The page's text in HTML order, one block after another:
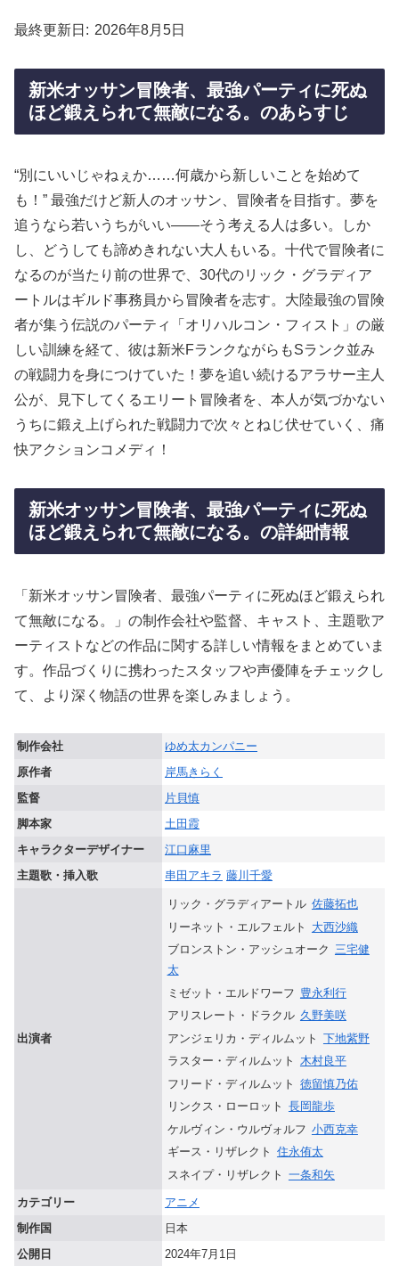
最終更新日 2026年8月5日
新米オッサン冒険者、最強パーティに死ぬ
ほど鍛えられて無敵になる。のあらすじ
“別にいいじゃねぇか……何歳から新しいことを始めて
も！” 最強だけど新人のオッサン、冒険者を目指す。夢を
追うなら若いうちがいい――そう考える人は多い。しか
し、どうしても諦めきれない大人もいる。十代で冒険者に
なるのが当たり前の世界で、30代のリック・グラディア
ートルはギルド事務員から冒険者を志す。大陸最強の冒険
者が集う伝説のパーティ「オリハルコン・フィスト」の厳
しい訓練を経て、彼は新米FランクながらもSランク並み
の戦闘力を身につけていた！夢を追い続けるアラサー主人
公が、見下してくるエリート冒険者を、本人が気づかない
うちに鍛え上げられた戦闘力で次々とねじ伏せていく、痛
快アクションコメディ！
新米オッサン冒険者、最強パーティに死ぬ
ほど鍛えられて無敵になる。の詳細情報
「新米オッサン冒険者、最強パーティに死ぬほど鍛えられ
て無敵になる。」の制作会社や監督、キャスト、主題歌ア
ーティストなどの作品に関する詳しい情報をまとめていま
す。作品づくりに携わったスタッフや声優陣をチェックし
て、より深く物語の世界を楽しみましょう。
制作会社
ゆめ太カンパニー
原作者
岸馬きらく
監督
片貝慎
脚本家
土田霞
キャラクターデザイナー
江口麻里
主題歌・挿入歌
串田アキラ 藤川千愛
出演者
リック・グラディアートル 佐藤拓也
リーネット・エルフェルト
大西沙織
ブロンストン・アッシュオーク 三宅健
太
ミゼット・エルドワーフ 豊永利行
アリスレート・ドラクル 久野美咲
アンジェリカ・ディルムット 下地紫野
ラスター・ディルムット 木村良平
フリード・ディルムット 徳留慎乃佑
リンクス・ローロット 長岡龍歩
ケルヴィン・ウルヴォルフ 小西克幸
ギース・リザレクト 住永侑太
スネイプ・リザレクト 一条和矢
カテゴリー
アニメ
制作国
日本
公開日
2024年7月1日